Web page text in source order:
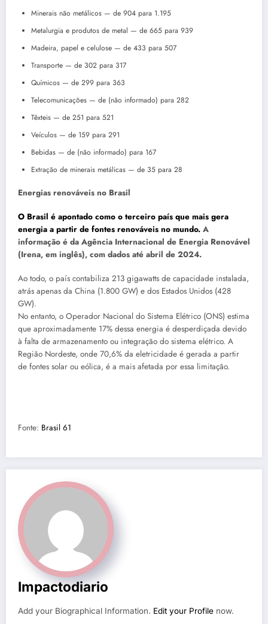
Minerais não metálicos — de 904 para 1.195
Metalurgia e produtos de metal — de 665 para 939
Madeira, papel e celulose — de 433 para 507
Transporte — de 302 para 317
Químicos — de 299 para 363
Telecomunicações — de (não informado) para 282
Têxteis — de 251 para 521
Veículos — de 159 para 291
Bebidas — de (não informado) para 167
Extração de minerais metálicas — de 35 para 28
Energias renováveis no Brasil
O Brasil é apontado como o terceiro país que mais gera
energia a partir de fontes renováveis no mundo. A
informação é da Agência Internacional de Energia Renovável
(Irena, em inglês), com dados até abril de 2024.
Ao todo, o país contabiliza 213 gigawatts de capacidade instalada,
atrás apenas da China (1.800 GW) e dos Estados Unidos (428
GW).
No entanto, o Operador Nacional do Sistema Elétrico (ONS) estima
que aproximadamente 17% dessa energia é desperdiçada devido
à falta de armazenamento ou integração do sistema elétrico. A
Região Nordeste, onde 70,6% da eletricidade é gerada a partir
de fontes solar ou eólica, é a mais afetada por essa limitação.
Fonte: Brasil 61
Impactodiario
Add your Biographical Information. Edit your Profile now.